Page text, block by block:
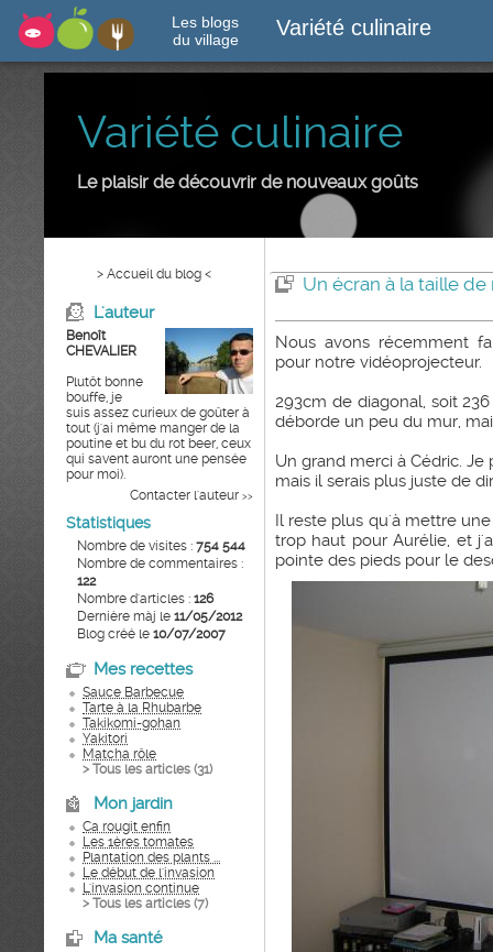
Les blogs
du village
Variété culinaire
Variété culinaire
Le plaisir de découvrir de nouveaux goûts
> Accueil du blog <
L'auteur
Benoît
CHEVALIER
Plutôt bonne
bouffe, je
suis assez curieux de goûter à
tout (j'ai même manger de la
poutine et bu du rot beer, ceux
qui savent auront une pensée
pour moi).
Contacter l'auteur >>
Statistiques
Nombre de visites : 754 544
Nombre de commentaires :
122
Nombre d'articles : 126
Dernière màj le 11/05/2012
Blog créé le 10/07/2007
Mes recettes
Sauce Barbecue
Tarte à la Rhubarbe
Takikomi-gohan
Yakitori
Matcha rôle
> Tous les articles (31)
Mon jardin
Ca rougit enfin
Les 1ères tomates
Plantation des plants ...
Le début de l'invasion
L'invasion continue
> Tous les articles (7)
Ma santé
Un écran à la taille
Nous avons récemment
pour notre vidéoprojecteur.
293cm de diagonal, soit
déborde un peu du mur,
Un grand merci à Cédric.
mais il serais plus juste de
Il reste plus qu'à mettre
trop haut pour Aurélie, et
pointe des pieds pour le